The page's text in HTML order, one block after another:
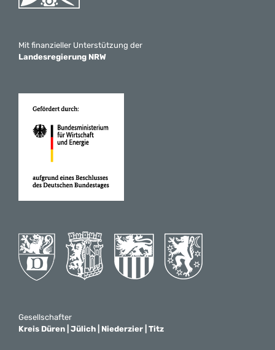
Mit finanzieller Unterstützung der
Landesregierung NRW
Gesellschafter
Kreis Düren | Jülich | Niederzier | Titz